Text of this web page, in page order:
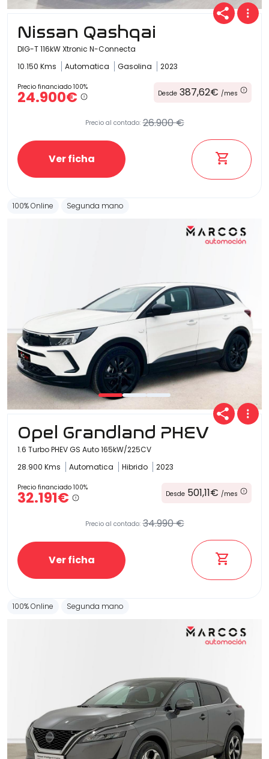
Nissan Qashqai
DIG-T 116kW Xtronic N-Connecta
10.150 Kms
Automatica Gasolina 2023
Precio financiado 100%
24.900€ Desde 387,62€ /mes
Precio al contado: 26.900 €
Ver ficha
100% Online Segunda mano
Opel Grandland PHEV
1.6 Turbo PHEV GS Auto 165kW/225CV
28.900 Kms
Automatica Hibrido 2023
Precio financiado 100%
32.191€ Desde 501,11€ /mes
Precio al contado: 34.990 €
Ver ficha
100% Online Segunda mano